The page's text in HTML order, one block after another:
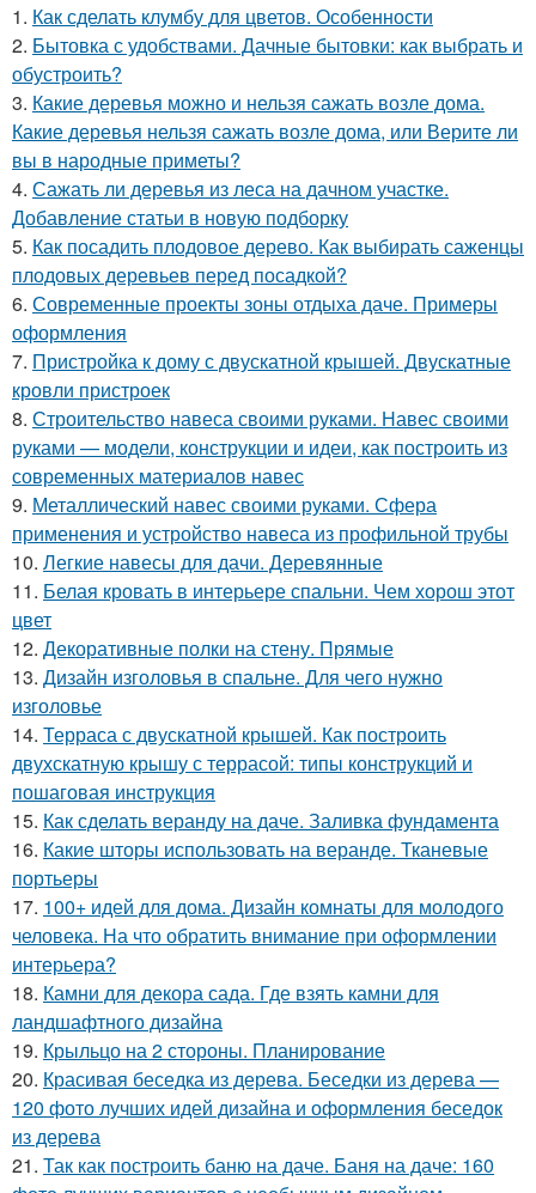
1. Как сделать клумбу для цветов. Особенности
2. Бытовка с удобствами. Дачные бытовки: как выбрать и
обустроить?
3. Какие деревья можно и нельзя сажать возле дома.
Какие деревья нельзя сажать возле дома, или Верите ли
вы в народные приметы?
4. Сажать ли деревья из леса на дачном участке.
Добавление статьи в новую подборку
5. Как посадить плодовое дерево. Как выбирать саженцы
плодовых деревьев перед посадкой?
6. Современные проекты зоны отдыха даче. Примеры
оформления
7. Пристройка к дому с двускатной крышей. Двускатные
кровли пристроек
8. Строительство навеса своими руками. Навес своими
руками — модели, конструкции и идеи, как построить из
современных материалов навес
9. Металлический навес своими руками. Сфера
применения и устройство навеса из профильной трубы
10. Легкие навесы для дачи. Деревянные
11. Белая кровать в интерьере спальни. Чем хорош этот
цвет
12. Декоративные полки на стену. Прямые
13. Дизайн изголовья в спальне. Для чего нужно
изголовье
14. Терраса с двускатной крышей. Как построить
двухскатную крышу с террасой: типы конструкций и
пошаговая инструкция
15. Как сделать веранду на даче. Заливка фундамента
16. Какие шторы использовать на веранде. Тканевые
портьеры
17. 100+ идей для дома. Дизайн комнаты для молодого
человека. На что обратить внимание при оформлении
интерьера?
18. Камни для декора сада. Где взять камни для
ландшафтного дизайна
19. Крыльцо на 2 стороны. Планирование
20. Красивая беседка из дерева. Беседки из дерева —
120 фото лучших идей дизайна и оформления беседок
из дерева
21. Так как построить баню на даче. Баня на даче: 160